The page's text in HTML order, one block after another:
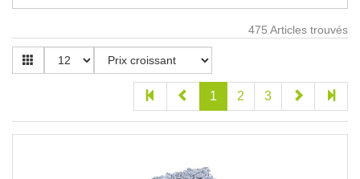
475 Articles trouvés
1 2 3